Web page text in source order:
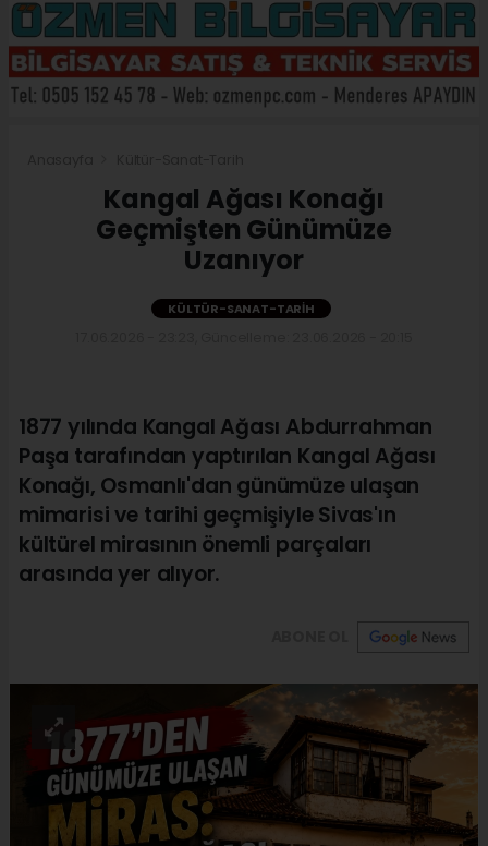
Kangal Ağası Konağı
Geçmişten Günümüze
Uzanıyor
KÜLTÜR-SANAT-TARIH
1877 yılında Kangal Ağası Abdurrahman
Paşa tarafından yaptırılan Kangal Ağası
Konağı, Osmanlı'dan günümüze ulaşan
mimarisi ve tarihi geçmişiyle Sivas'ın
kültürel mirasının önemli parçaları
arasında yer alıyor.